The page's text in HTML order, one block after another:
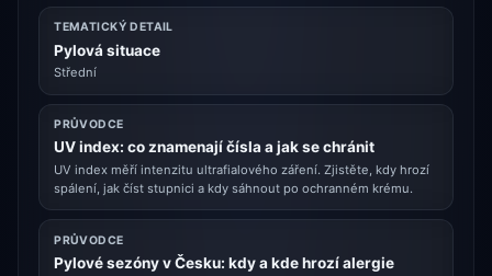
TEMATICKÝ DETAIL
Pylová situace
Střední
PRŮVODCE
UV index: co znamenají čísla a jak se chránit
UV index měří intenzitu ultrafialového záření. Zjistěte, kdy hrozí
spálení, jak číst stupnici a kdy sáhnout po ochranném krému.
PRŮVODCE
Pylové sezóny v Česku: kdy a kde hrozí alergie